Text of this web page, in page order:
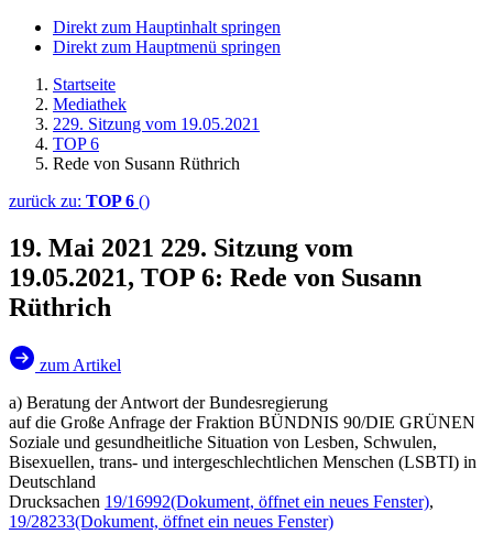
Direkt zum Hauptinhalt springen
Direkt zum Hauptmenü springen
Startseite
Mediathek
229. Sitzung vom 19.05.2021
TOP 6
Rede von Susann Rüthrich
zurück zu: TOP 6 ()
19. Mai 2021 229. Sitzung vom
19.05.2021, TOP 6: Rede von Susann
Rüthrich
zum Artikel
a) Beratung der Antwort der Bundesregierung
auf die Große Anfrage der Fraktion BÜNDNIS 90/DIE GRÜNEN
Soziale und gesundheitliche Situation von Lesben, Schwulen,
Bisexuellen, trans- und intergeschlechtlichen Menschen (LSBTI) in
Deutschland
Drucksachen 19/16992(Dokument, öffnet ein neues Fenster),
19/28233(Dokument, öffnet ein neues Fenster)